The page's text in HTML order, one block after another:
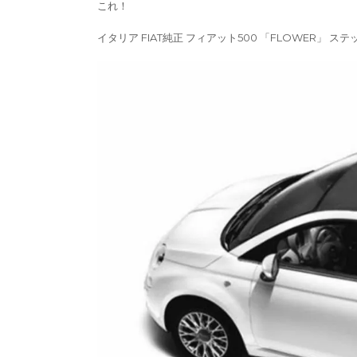
これ！
イタリア FIAT純正 フィアット500 「FLOWER」 ステ